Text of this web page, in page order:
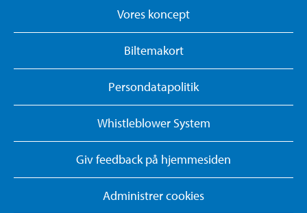
Vores koncept
Biltemakort
Persondatapolitik
Whistleblower System
Giv feedback på hjemmesiden
Administrer cookies